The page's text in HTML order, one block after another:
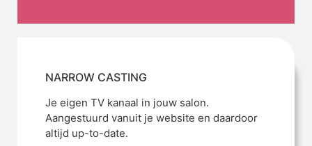
NARROW CASTING
Je eigen TV kanaal in jouw salon.
Aangestuurd vanuit je website en daardoor
altijd up-to-date.